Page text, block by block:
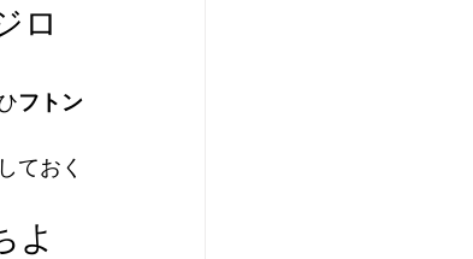
ロ
フトン
ておく
よ